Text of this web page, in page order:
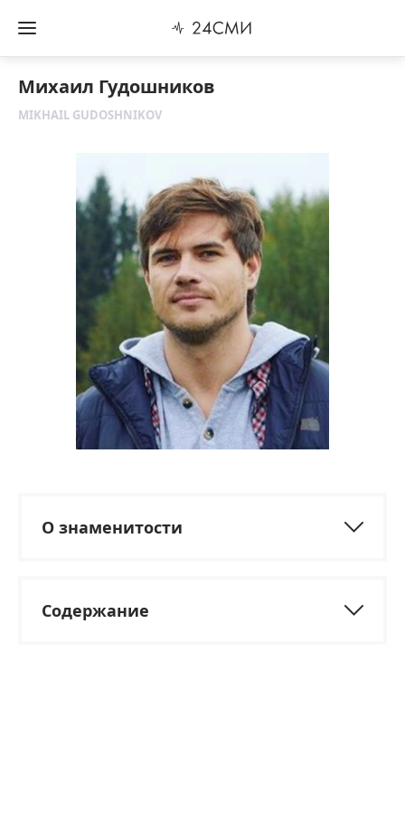
Михаил Гудошников
MIKHAIL GUDOSHNIKOV
О знаменитости
Содержание